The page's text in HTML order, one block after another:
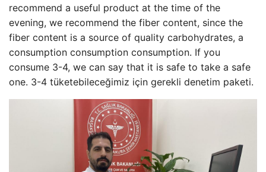
recommend a useful product at the time of the
evening, we recommend the fiber content, since the
fiber content is a source of quality carbohydrates, a
consumption consumption consumption. If you
consume 3-4, we can say that it is safe to take a safe
one. 3-4 tüketebileceğimiz için gerekli denetim paketi.